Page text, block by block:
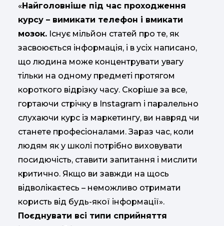
«Найголовніше під час проходження
курсу – вимикати телефон і вмикати
мозок. Існує мільйон статей про те, як
засвоюється інформація, і в усіх написано,
що людина може концентрувати увагу
тільки на одному предметі протягом
короткого відрізку часу. Скоріше за все,
гортаючи стрічку в Instagram і паралельно
слухаючи курс із маркетингу, ви навряд чи
станете професіоналами. Зараз час, коли
людям як у школі потрібно виховувати
посидючість, ставити запитання і мислити
критично. Якщо ви завжди на щось
відволікаєтесь – неможливо отримати
користь від будь-якої інформації».
Поєднувати всі типи сприйняття